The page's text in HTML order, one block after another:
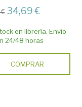
34,69 €
en librería. Envío
24/48 horas
COMPRAR